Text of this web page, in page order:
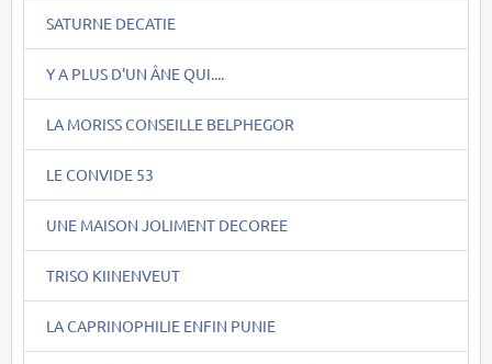
SATURNE DECATIE
Y A PLUS D'UN ÂNE QUI....
LA MORISS CONSEILLE BELPHEGOR
LE CONVIDE 53
UNE MAISON JOLIMENT DECOREE
TRISO KIINENVEUT
LA CAPRINOPHILIE ENFIN PUNIE